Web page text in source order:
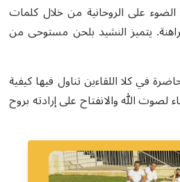
على الروحانية من خلال كلمات
يتميز النشيد بلحن مستوحى من
في كلا اللقاءين تناول فيها كيفية
لصوت الله والانفتاح على إرادته بروح